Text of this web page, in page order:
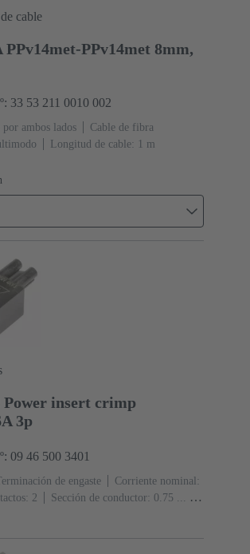
cable
PPv14met-PPv14met 8mm,
33 53 211 0010 002
por ambos lados
Cable de fibra
Longitud de cable: 1 m
Power insert crimp
3p
09 46 500 3401
de engaste
Corriente nominal:
2
Sección de conductor: 0.75 ... 2.5